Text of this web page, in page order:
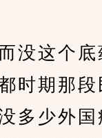
这个底
时期那段
少外国